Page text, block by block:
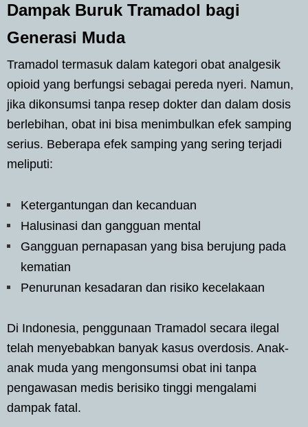
Dampak Buruk Tramadol bagi
Generasi Muda
Tramadol termasuk dalam kategori obat analgesik
opioid yang berfungsi sebagai pereda nyeri. Namun,
jika dikonsumsi tanpa resep dokter dan dalam dosis
berlebihan, obat ini bisa menimbulkan efek samping
serius. Beberapa efek samping yang sering terjadi
meliputi:
Ketergantungan dan kecanduan
Halusinasi dan gangguan mental
Gangguan pernapasan yang bisa berujung pada
kematian
Penurunan kesadaran dan risiko kecelakaan
Di Indonesia, penggunaan Tramadol secara ilegal
telah menyebabkan banyak kasus overdosis. Anak-
anak muda yang mengonsumsi obat ini tanpa
pengawasan medis berisiko tinggi mengalami
dampak fatal.